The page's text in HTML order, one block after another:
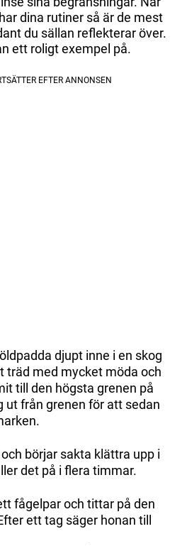
dina rutiner så är de mest
du sällan reflekterar över.
ett roligt exempel på.
djupt inne i en skog
träd med mycket möda och
till den högsta grenen på
ut från grenen för att sedan
börjar sakta klättra upp i
det på i flera timmar.
fågelpar och tittar på den
ett tag säger honan till